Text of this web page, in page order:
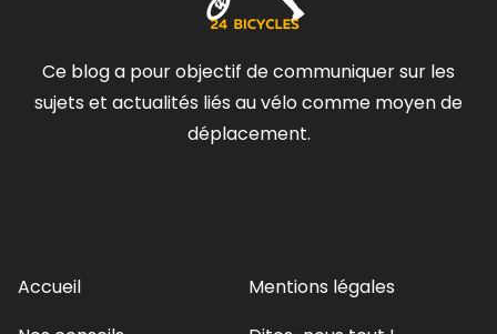
Ce blog a pour objectif de communiquer sur les
sujets et actualités liés au vélo comme moyen de
déplacement.
Accueil
Mentions légales